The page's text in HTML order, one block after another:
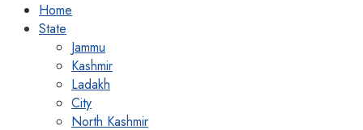
Home
State
Jammu
Kashmir
Ladakh
City
North Kashmir